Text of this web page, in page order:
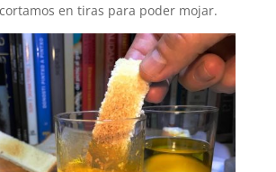
en tiras para poder mojar.